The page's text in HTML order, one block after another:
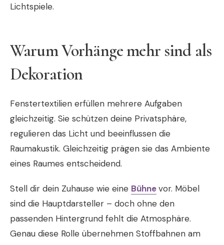
Lichtspiele.
Warum Vorhänge mehr sind als
Dekoration
Fenstertextilien erfüllen mehrere Aufgaben
gleichzeitig. Sie schützen deine Privatsphäre,
regulieren das Licht und beeinflussen die
Raumakustik. Gleichzeitig prägen sie das Ambiente
eines Raumes entscheidend.
Stell dir dein Zuhause wie eine Bühnevor. Möbel
sind die Hauptdarsteller – doch ohne den
passenden Hintergrund fehlt die Atmosphäre.
Genau diese Rolle übernehmen Stoffbahnen am